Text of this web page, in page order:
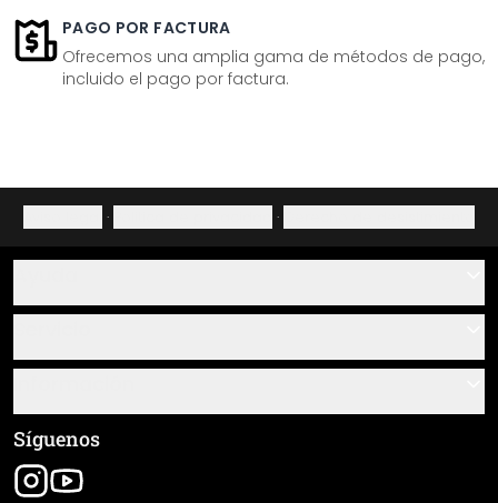
PAGO POR FACTURA
Ofrecemos una amplia gama de métodos de pago,
incluido el pago por factura.
· ·
Sobre nosotros
Resumen de materiales
Seguimiento de envío
Términos y condiciones generales (CGC)
Aviso legal
Síguenos